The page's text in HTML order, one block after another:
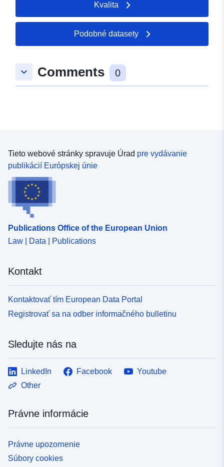
Kvalita
Podobné datasety
keyboard_arrow_down Comments 0
Tieto webové stránky spravuje Úrad pre vydávanie
publikácií Európskej únie
Publications Office of the European Union
Law | Data | Publications
Kontakt
Kontaktovať tím European Data Portal
Registrovať sa na odber informačného bulletinu
Sledujte nás na
LinkedIn Facebook
Youtube
Other
Právne informácie
Právne upozornenie
Súbory cookies